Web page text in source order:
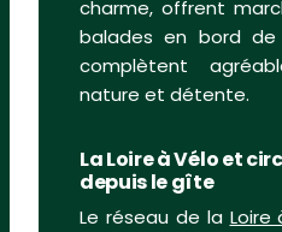
charme, offrent
balades en bord de
complètent
nature et détente.
La Loire à Vélo et
depuis le gîte
Le réseau de la Loire